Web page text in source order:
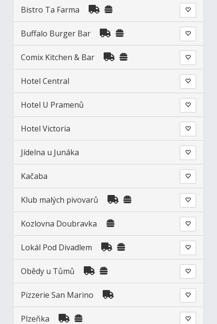
Bistro Ta Farma
Buffalo Burger Bar
Comix Kitchen & Bar
Hotel Central
Hotel U Pramenů
Hotel Victoria
Jídelna u Junáka
Kačaba
Klub malých pivovarů
Kozlovna Doubravka
Lokál Pod Divadlem
Obědy u Tůmů
Pizzerie San Marino
Plzeňka